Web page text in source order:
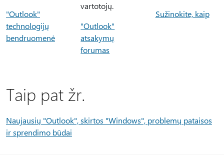
"Outlook"
technologijų
bendruomenė
vartotojų.
"Outlook"
atsakymų
forumas
Sužinokite, kaip
Taip pat žr.
Naujausių "Outlook", skirtos "Windows", problemų pataisos
ir sprendimo būdai